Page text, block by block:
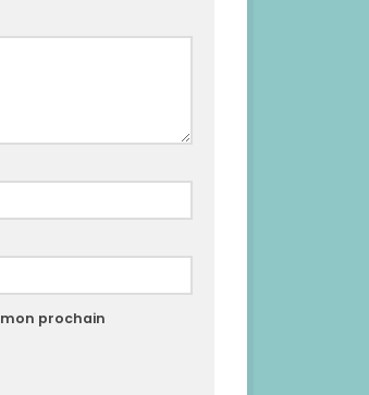
prochain